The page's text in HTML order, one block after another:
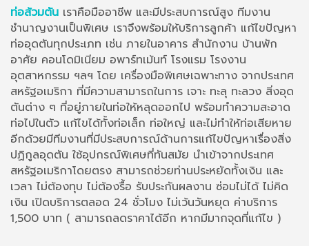
ท่อส้วมตัน เราคือมืออาชีพ และมีประสบการณ์สูง ทีมงาน
ชำนาญงานเป็นพิเศษ เราจึงพร้อมให้บริการลูกค้า แก้ไขปัญหา
ท่ออุดตันทุกประเภท เช่น ภายในอาคาร สำนักงาน บ้านพัก
อาศัย คอนโดมิเนียม อพาร์ทเม้นท์ โรงแรม โรงงาน
อุตสาหกรรม ฯลฯ โดย เครื่องมือพิเศษเฉพาะทาง จากประเทศ
สหรัฐอเมริกา ที่มีความสามารถในการ เจาะ ทะลุ ทะลวง สิ่งอุด
ตันต่าง ๆ ที่อยู่ภายในท่อให้หลุดออกไป พร้อมทำความสะอาด
ท่อไปในตัว แก้ไขได้ทั้งท่อเล็ก ท่อใหญ่ และไม่ทำให้ท่อเสียหาย
อีกด้วยมีทีมงานที่มีประสบการณ์ด้านการแก้ไขปัญหาเรื่องสิ่ง
ปฏิกูลอุดตัน ใช้อุปกรณ์พิเศษที่ทันสมัย นำเข้าจากประเทศ
สหรัฐอเมริกาโดยตรง สามารถช่วยท่านประหยัดทั้งเงิน และ
เวลา ไม่ต้องทุบ ไม่ต้องรื้อ รับประกันผลงาน ซ่อมไม่ได้ ไม่คิด
เงิน เปิดบริการตลอด 24 ชั่วโมง ไม่เว้นวันหยุด ค่าบริการ
1,500 บาท ( สามารถลดราคาได้อีก หากมีมากจุดที่แก้ไข )